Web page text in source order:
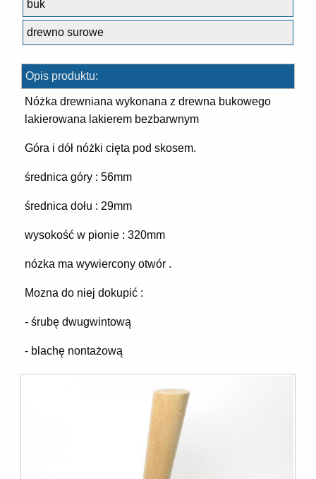
buk
drewno surowe
Opis produktu:
Nóżka drewniana wykonana z drewna bukowego
lakierowana lakierem bezbarwnym
Góra i dół nóżki cięta pod skosem.
średnica góry : 56mm
średnica dołu : 29mm
wysokość w pionie : 320mm
nózka ma wywiercony otwór .
Mozna do niej dokupić :
- śrubę dwugwintową
- blachę nontażową